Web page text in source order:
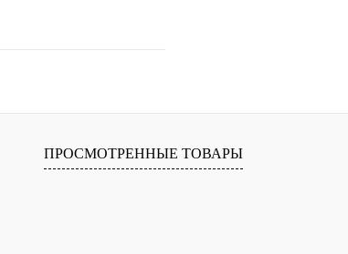
цену
Сравнение
ПРОСМОТРЕННЫЕ ТОВАРЫ